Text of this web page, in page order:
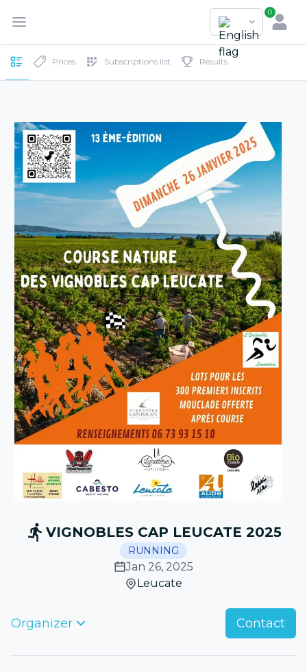
0
Prices Subscriptions list Results
VIGNOBLES CAP LEUCATE 2025
RUNNING
Jan 26, 2025
Leucate
Organizer Contact